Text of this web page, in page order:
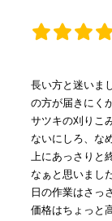
長い方と迷いま
の方が届きにく
サツキの刈りこ
ないにしろ、な
上にあっさりと
なぁと思いまし
日の作業はさっ
価格はちょっと